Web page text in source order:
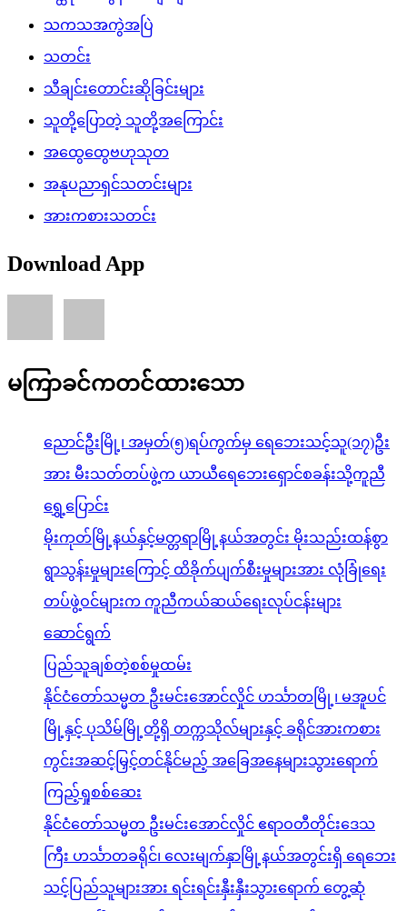
သကသအကွဲအပြဲ
သတင်း
သီချင်းတောင်းဆိုခြင်းများ
သူတို့ပြောတဲ့ သူတို့အကြောင်း
အထွေထွေဗဟုသုတ
အနုပညာရှင်သတင်းများ
အားကစားသတင်း
Download App
မကြာခင်ကတင်ထားသော
ညောင်ဦးမြို့၊ အမှတ်(၅)ရပ်ကွက်မှ ရေဘေးသင့်သူ(၁၇)ဦး
အား မီးသတ်တပ်ဖွဲ့က ယာယီရေဘေးရှောင်စခန်းသို့ကူညီ
ရွှေ့ပြောင်း
မိုးကုတ်မြို့နယ်နှင့်မတ္တရာမြို့နယ်အတွင်း မိုးသည်းထန်စွာ
ရွာသွန်းမှုများကြောင့် ထိခိုက်ပျက်စီးမှုများအား လုံခြုံရေး
တပ်ဖွဲ့ဝင်များက ကူညီကယ်ဆယ်ရေးလုပ်ငန်းများ
ဆောင်ရွက်
ပြည်သူချစ်တဲ့စစ်မှုထမ်း
နိုင်ငံတော်သမ္မတ ဦးမင်းအောင်လှိုင် ဟင်္သာတမြို့၊ မအူပင်
မြို့နှင့် ပုသိမ်မြို့တို့ရှိ တက္ကသိုလ်များနှင့် ခရိုင်အားကစား
ကွင်းအဆင့်မြှင့်တင်နိုင်မည့် အခြေအနေများသွားရောက်
ကြည့်ရှုစစ်ဆေး
နိုင်ငံတော်သမ္မတ ဦးမင်းအောင်လှိုင် ဧရာဝတီတိုင်းဒေသ
ကြီး ဟင်္သာတခရိုင်၊ လေးမျက်နှာမြို့နယ်အတွင်းရှိ ရေဘေး
သင့်ပြည်သူများအား ရင်းရင်းနှီးနှီးသွားရောက် တွေ့ဆုံ